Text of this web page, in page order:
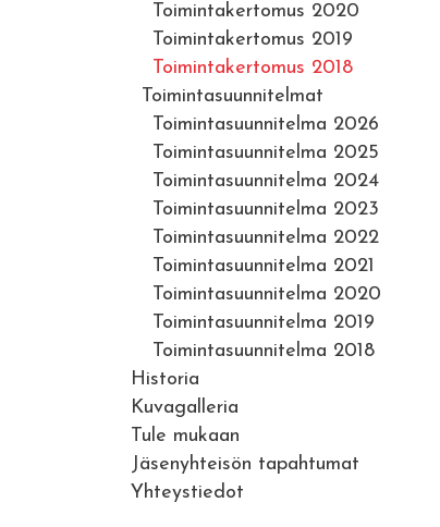
Toimintakertomus 2020
Toimintakertomus 2019
Toimintakertomus 2018
Toimintasuunnitelmat
Toimintasuunnitelma 2026
Toimintasuunnitelma 2025
Toimintasuunnitelma 2024
Toimintasuunnitelma 2023
Toimintasuunnitelma 2022
Toimintasuunnitelma 2021
Toimintasuunnitelma 2020
Toimintasuunnitelma 2019
Toimintasuunnitelma 2018
Historia
Kuvagalleria
Tule mukaan
Jäsenyhteisön tapahtumat
Yhteystiedot